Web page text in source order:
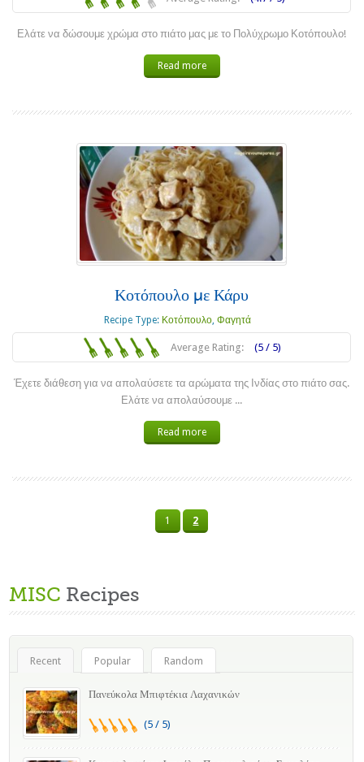
Ελάτε να δώσουμε χρώμα στο πιάτο μας με το Πολύχρωμο Κοτόπουλο!
Read more
Κοτόπουλο με Κάρυ
Recipe Type: Κοτόπουλο,Φαγητά
Average Rating: (5 / 5)
Έχετε διάθεση για να απολαύσετε τα αρώματα της Ινδίας στο πιάτο σας.
Ελάτε να απολαύσουμε ...
Read more
1 2
MISC Recipes
Recent Popular Random
Πανεύκολα Μπιφτέκια Λαχανικών
(5 / 5)